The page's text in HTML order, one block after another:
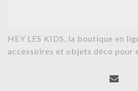
HEY LES KIDS, la boutique en
accessoires et objets déco pour